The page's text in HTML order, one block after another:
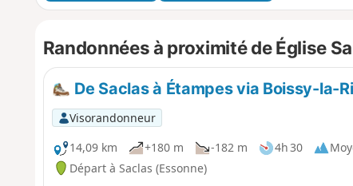
Randonnées à proximité de Église
De Saclas à Étampes via Boissy-la-
Visorandonneur
14,09 km
+180 m -182 m 4h 30
Départ à Saclas (Essonne)